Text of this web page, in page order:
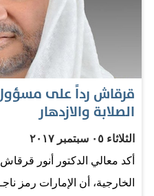
وأطال أمد حلها. المصدر: الخليج
قرقاش رداً على مسؤول
الصلابة والازدهار
الثلاثاء ٠٥ سبتمبر ٢٠١٧
أكد معالي الدكتور أنور
الخارجية، أن الإمارات رمز